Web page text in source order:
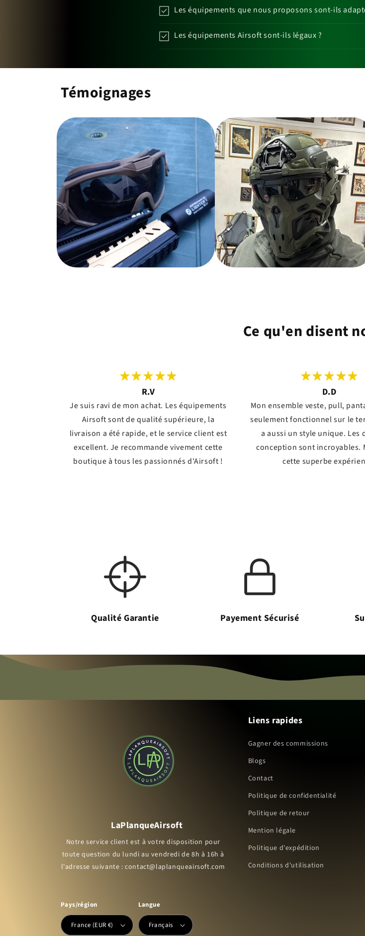
Les équipements que nous proposons sont-ils
Les équipements Airsoft sont-ils légaux ?
Témoignages
Ce qu'en disent
R.V
Je suis ravi de mon achat. Les équipements
Airsoft sont de qualité supérieure, la
livraison a été rapide, et le service client est
excellent. Je recommande vivement cette
boutique à tous les passionnés d'Airsoft !
D.D
Mon ensemble veste, pull,
seulement fonctionnel sur le
a aussi un style unique. Les
conception sont incroyables.
cette superbe
Qualité Garantie Payement Sécurisé
LaPlanqueAirsoft
Notre service client est à votre disposition pour
toute question du lundi au vendredi de 8h à 16h à
l'adresse suivante : contact@laplanqueairsoft.com
Liens rapides
Gagner des commissions
Blogs
Contact
Politique de confidentialité
Politique de retour
Mention légale
Politique d'expédition
Conditions d'utilisation
Pays/région
France (EUR €)
Langue
Français